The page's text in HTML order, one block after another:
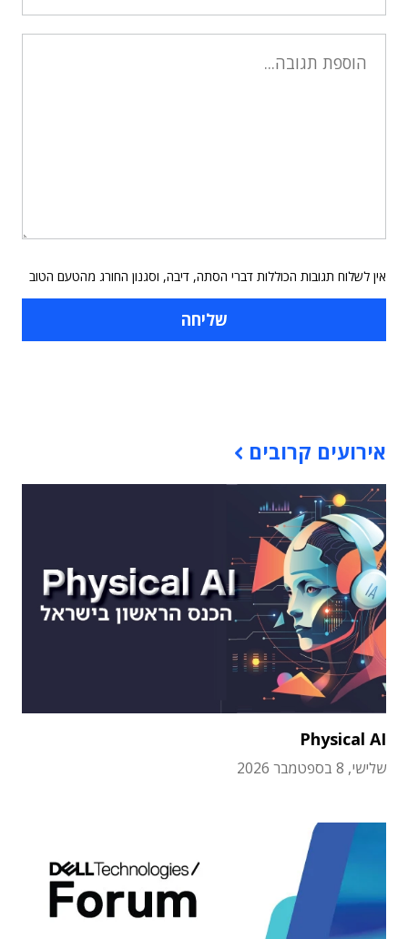
אין לשלוח תגובות הכוללות דברי הסתה, דיבה, וסגנון החורג מהטעם הטוב
אירועים קרובים
Physical AI
שלישי, 8 בספטמבר 2026